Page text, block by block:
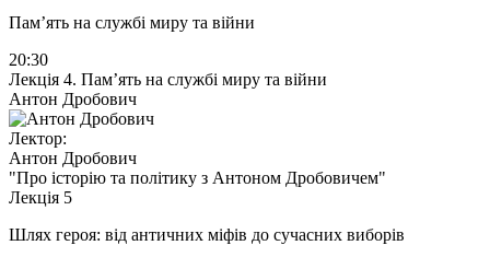
Памʼять на службі миру та війни
20:30
Лекція 4. Памʼять на службі миру та війни
Антон Дробович
Лектор:
Антон Дробович
"Про історію та політику з Антоном Дробовичем"
Лекція 5
Шлях героя: від античних міфів до сучасних виборів